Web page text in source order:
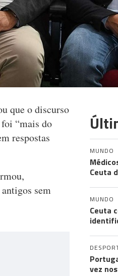
que o discurso
“mais do
respostas
sem
MUNDO
Ceuta
MUNDO
Ceuta
vez